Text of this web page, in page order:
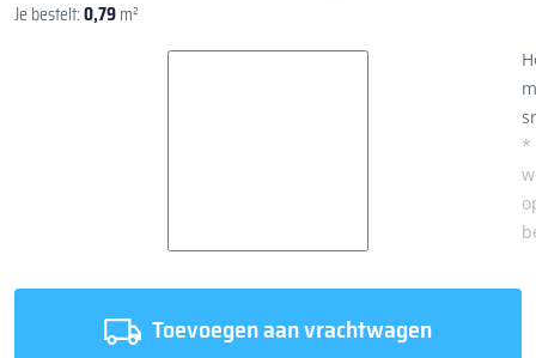
Je bestelt:0,79m²
*
Toevoegen aan vrachtwagen